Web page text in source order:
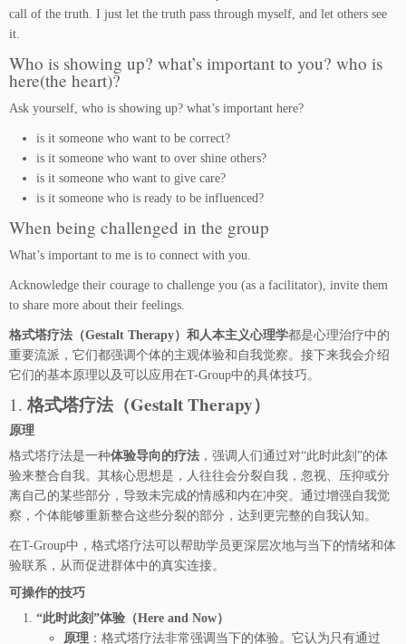
call of the truth. I just let the truth pass through myself, and let others see
it.
Who is showing up? what’s important to you? who is
here(the heart)?
Ask yourself, who is showing up? what’s important here?
is it someone who want to be correct?
is it someone who want to over shine others?
is it someone who want to give care?
is it someone who is ready to be influenced?
When being challenged in the group
What’s important to me is to connect with you.
Acknowledge their courage to challenge you (as a facilitator), invite them
to share more about their feelings.
格式塔疗法（Gestalt Therapy）和人本主义心理学都是心理治疗中的
重要流派，它们都强调个体的主观体验和自我觉察。接下来我会介绍
它们的基本原理以及可以应用在T-Group中的具体技巧。
1. 格式塔疗法（Gestalt Therapy）
原理
格式塔疗法是一种体验导向的疗法 ，强调人们通过对“此时此刻”的体
验来整合自我。其核心思想是，人往往会分裂自我，忽视、压抑或分
离自己的某些部分，导致未完成的情感和内在冲突。通过增强自我觉
察，个体能够重新整合这些分裂的部分，达到更完整的自我认知。
在T-Group中，格式塔疗法可以帮助学员更深层次地与当下的情绪和体
验联系，从而促进群体中的真实连接。
可操作的技巧
“此时此刻”体验（Here and Now）
原理 ：格式塔疗法非常强调当下的体验。它认为只有通过